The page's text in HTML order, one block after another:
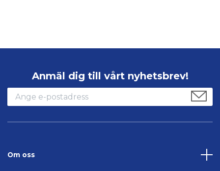
Anmäl dig till vårt nyhetsbrev!
Om oss